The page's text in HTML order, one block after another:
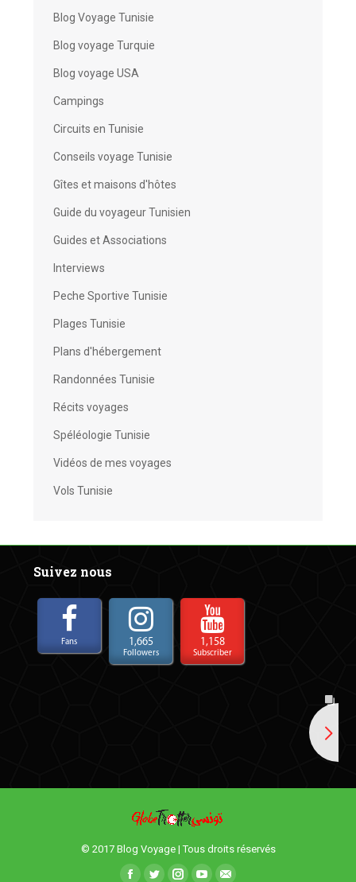
Blog Voyage Tunisie
Blog voyage Turquie
Blog voyage USA
Campings
Circuits en Tunisie
Conseils voyage Tunisie
Gîtes et maisons d'hôtes
Guide du voyageur Tunisien
Guides et Associations
Interviews
Peche Sportive Tunisie
Plages Tunisie
Plans d'hébergement
Randonnées Tunisie
Récits voyages
Spéléologie Tunisie
Vidéos de mes voyages
Vols Tunisie
Suivez nous
Fans 1,665
Followers
1,158
Subscriber
© 2017 Blog Voyage | Tous droits réservés